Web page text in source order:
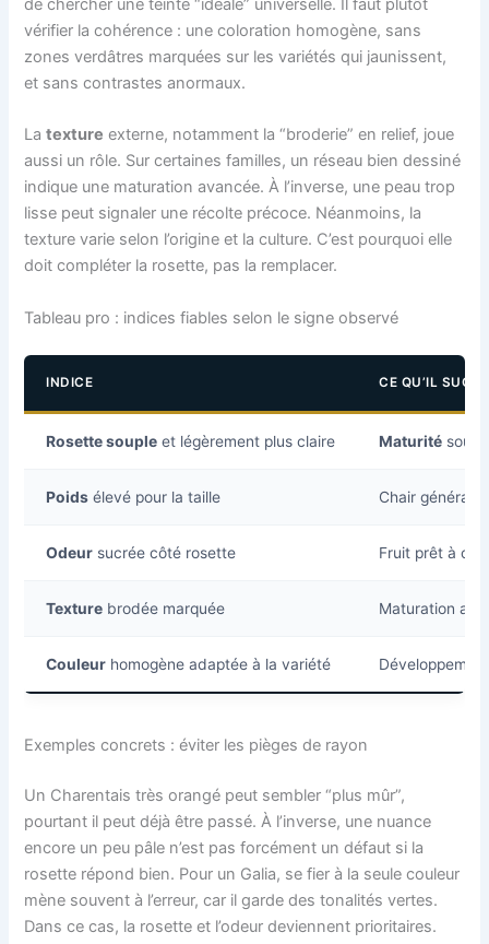
de chercher une teinte “idéale” universelle. Il faut plutôt
vérifier la cohérence : une coloration homogène, sans
zones verdâtres marquées sur les variétés qui jaunissent,
et sans contrastes anormaux.
Latexture externe, notamment la “broderie” en relief, joue
aussi un rôle. Sur certaines familles, un réseau bien dessiné
indique une maturation avancée. À l’inverse, une peau trop
lisse peut signaler une récolte précoce. Néanmoins, la
texture varie selon l’origine et la culture. C’est pourquoi elle
doit compléter la rosette, pas la remplacer.
Tableau pro : indices fiables selon le signe observé
INDICE CE QU’IL
Rosette souple et légèrement plus claire Maturité
Poids élevé pour la taille Chair
Odeur sucrée côté rosette Fruit prêt à
Texture brodée marquée Maturation
Couleur homogène adaptée à la variété
Exemples concrets : éviter les pièges de rayon
Un Charentais très orangé peut sembler “plus mûr”,
pourtant il peut déjà être passé. À l’inverse, une nuance
encore un peu pâle n’est pas forcément un défaut si la
rosette répond bien. Pour un Galia, se fier à la seule couleur
mène souvent à l’erreur, car il garde des tonalités vertes.
Dans ce cas, la rosette et l’odeur deviennent prioritaires.